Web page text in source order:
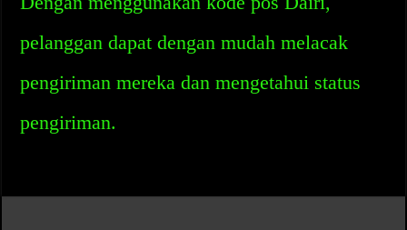
pelanggan dapat dengan mudah melacak
pengiriman mereka dan mengetahui status
pengiriman.